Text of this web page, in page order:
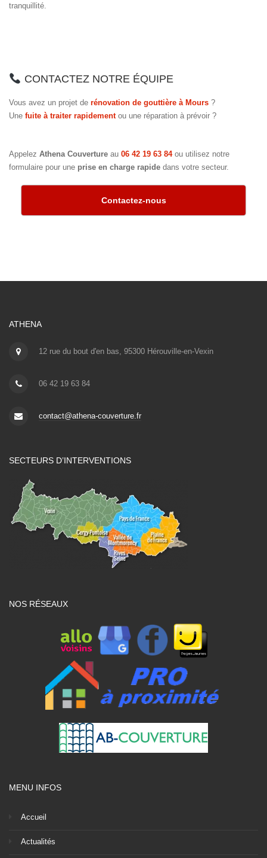
tranquillité.
CONTACTEZ NOTRE ÉQUIPE
Vous avez un projet de rénovation de gouttière à Mours ?
Une fuite à traiter rapidementou une réparation à prévoir ?
Appelez Athena Couverture au 06 42 19 63 84ou utilisez notre
formulaire pour une prise en charge rapide dans votre secteur.
Contactez-nous
ATHENA
12 rue du bout d'en bas, 95300 Hérouville-en-Vexin
06 42 19 63 84
contact@athena-couverture.fr
SECTEURS D’INTERVENTIONS
NOS RÉSEAUX
MENU INFOS
Accueil
Actualités